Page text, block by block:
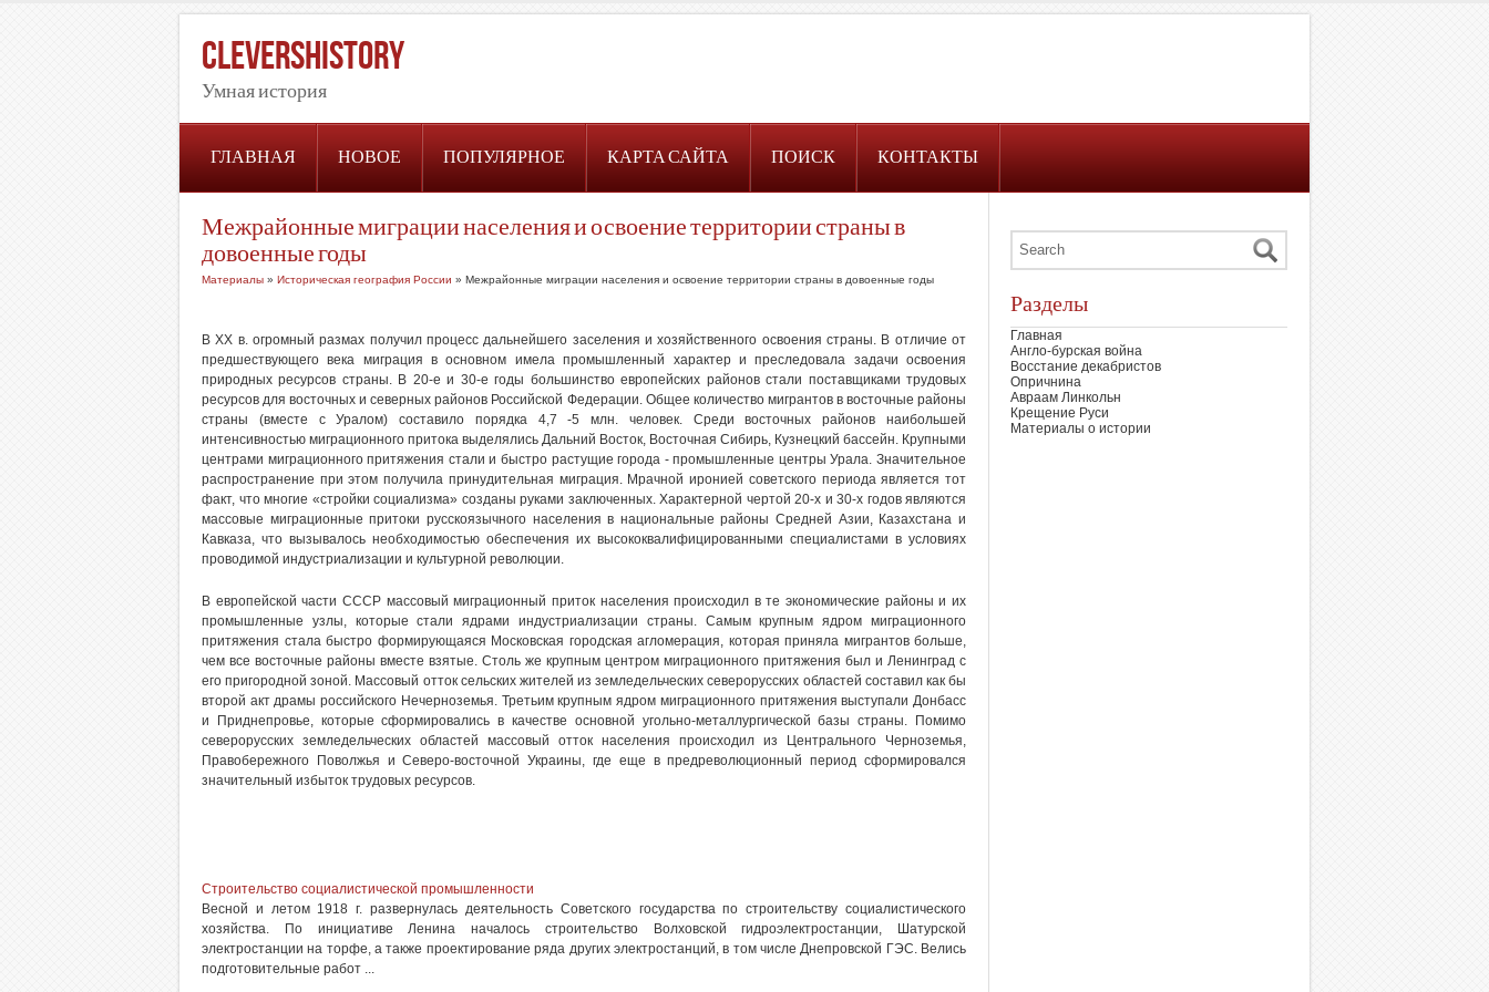
CleversHistory
Умная история
ГЛАВНАЯ НОВОЕ ПОПУЛЯРНОЕ КАРТА САЙТА ПОИСК КОНТАКТЫ
Межрайонные миграции населения и освоение территории страны в
довоенные годы
Материалы » Историческая география России » Межрайонные миграции населения и освоение территории страны в довоенные годы
В ХХ в. огромный размах получил процесс дальнейшего заселения и хозяйственного освоения страны. В отличие от
предшествующего века миграция в основном имела промышленный характер и преследовала задачи освоения
природных ресурсов страны. В 20-е и 30-е годы большинство европейских районов стали поставщиками трудовых
ресурсов для восточных и северных районов Российской Федерации. Общее количество мигрантов в восточные районы
страны (вместе с Уралом) составило порядка 4,7 -5 млн. человек. Среди восточных районов наибольшей
интенсивностью миграционного притока выделялись Дальний Восток, Восточная Сибирь, Кузнецкий бассейн. Крупными
центрами миграционного притяжения стали и быстро растущие города - промышленные центры Урала. Значительное
распространение при этом получила принудительная миграция. Мрачной иронией советского периода является тот
факт, что многие «стройки социализма» созданы руками заключенных. Характерной чертой 20-х и 30-х годов являются
массовые миграционные притоки русскоязычного населения в национальные районы Средней Азии, Казахстана и
Кавказа, что вызывалось необходимостью обеспечения их высококвалифицированными специалистами в условиях
проводимой индустриализации и культурной революции.
В европейской части СССР массовый миграционный приток населения происходил в те экономические районы и их
промышленные узлы, которые стали ядрами индустриализации страны. Самым крупным ядром миграционного
притяжения стала быстро формирующаяся Московская городская агломерация, которая приняла мигрантов больше,
чем все восточные районы вместе взятые. Столь же крупным центром миграционного притяжения был и Ленинград с
его пригородной зоной. Массовый отток сельских жителей из земледельческих северорусских областей составил как бы
второй акт драмы российского Нечерноземья. Третьим крупным ядром миграционного притяжения выступали Донбасс
и Приднепровье, которые сформировались в качестве основной угольно-металлургической базы страны. Помимо
северорусских земледельческих областей массовый отток населения происходил из Центрального Черноземья,
Правобережного Поволжья и Северо-восточной Украины, где еще в предреволюционный период сформировался
значительный избыток трудовых ресурсов.
Строительство социалистической промышленности
Весной и летом 1918 г. развернулась деятельность Советского государства по строительству социалистического
хозяйства. По инициативе Ленина началось строительство Волховской гидроэлектростанции, Шатурской
электростанции на торфе, а также проектирование ряда других электростанций, в том числе Днепровской ГЭС. Велись
подготовительные работ ...
Разделы
Главная
Англо-бурская война
Восстание декабристов
Опричнина
Авраам Линкольн
Крещение Руси
Материалы о истории